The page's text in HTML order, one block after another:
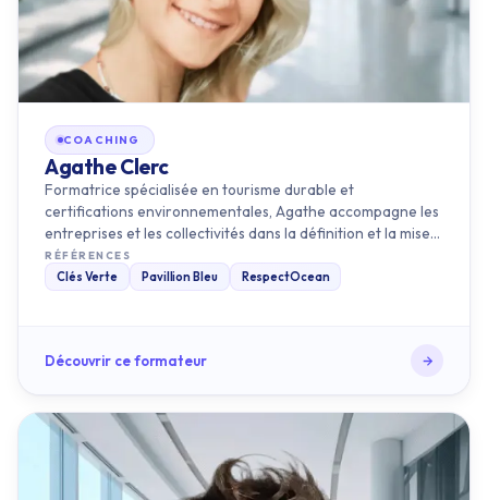
COACHING
Agathe Clerc
Formatrice spécialisée en tourisme durable et
certifications environnementales, Agathe accompagne les
entreprises et les collectivités dans la définition et la mise
en œuvre de …
RÉFÉRENCES
Clés Verte Pavillion Bleu RespectOcean